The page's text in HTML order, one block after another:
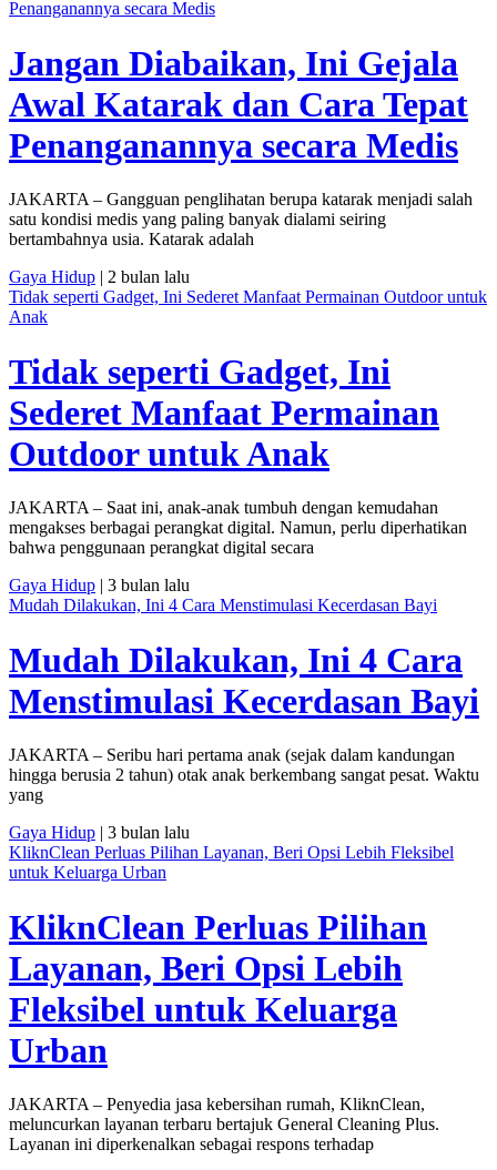
Penanganannya secara Medis
Jangan Diabaikan, Ini Gejala
Awal Katarak dan Cara Tepat
Penanganannya secara Medis
JAKARTA – Gangguan penglihatan berupa katarak menjadi salah
satu kondisi medis yang paling banyak dialami seiring
bertambahnya usia. Katarak adalah
Gaya Hidup | 2 bulan lalu
Tidak seperti Gadget, Ini Sederet Manfaat Permainan Outdoor untuk
Anak
Tidak seperti Gadget, Ini
Sederet Manfaat Permainan
Outdoor untuk Anak
JAKARTA – Saat ini, anak-anak tumbuh dengan kemudahan
mengakses berbagai perangkat digital. Namun, perlu diperhatikan
bahwa penggunaan perangkat digital secara
Gaya Hidup | 3 bulan lalu
Mudah Dilakukan, Ini 4 Cara Menstimulasi Kecerdasan Bayi
Mudah Dilakukan, Ini 4 Cara
Menstimulasi Kecerdasan Bayi
JAKARTA – Seribu hari pertama anak (sejak dalam kandungan
hingga berusia 2 tahun) otak anak berkembang sangat pesat. Waktu
yang
Gaya Hidup | 3 bulan lalu
KliknClean Perluas Pilihan Layanan, Beri Opsi Lebih Fleksibel
untuk Keluarga Urban
KliknClean Perluas Pilihan
Layanan, Beri Opsi Lebih
Fleksibel untuk Keluarga
Urban
JAKARTA – Penyedia jasa kebersihan rumah, KliknClean,
meluncurkan layanan terbaru bertajuk General Cleaning Plus.
Layanan ini diperkenalkan sebagai respons terhadap